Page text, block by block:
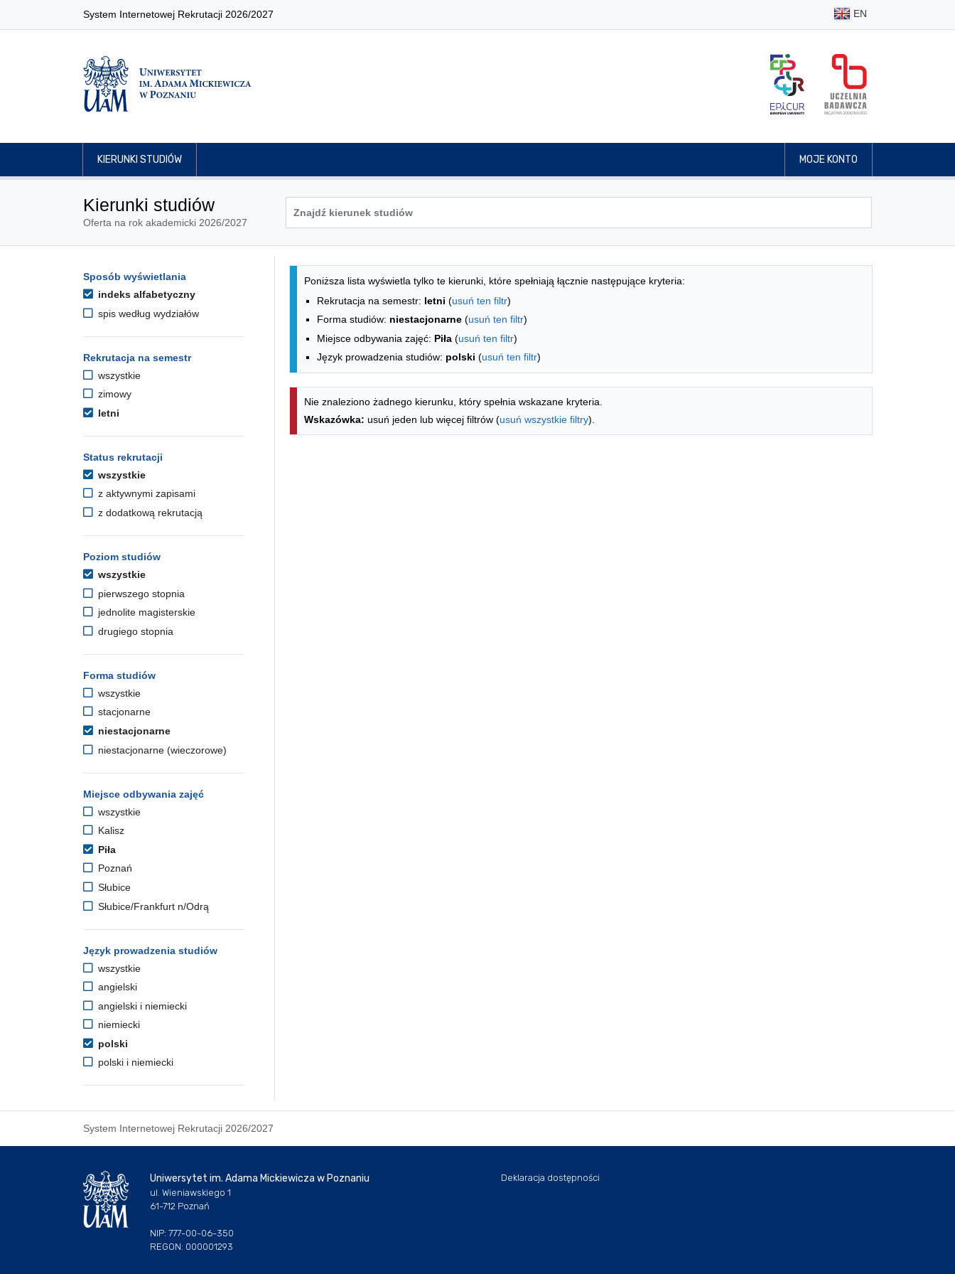
System Internetowej Rekrutacji 2026/2027 EN
KIERUNKI STUDIÓW MOJE KONTO
Kierunki studiów
Oferta na rok akademicki 2026/2027
Opcje filtrowania kierunków studiów
Przejdź do listy kierunków
Sposób wyświetlania
indeks alfabetyczny
spis według wydziałów
Rekrutacja na semestr
wszystkie
zimowy
letni
Status rekrutacji
wszystkie
z aktywnymi zapisami
z dodatkową rekrutacją
Poziom studiów
wszystkie
pierwszego stopnia
jednolite magisterskie
drugiego stopnia
Forma studiów
wszystkie
stacjonarne
niestacjonarne
niestacjonarne (wieczorowe)
Miejsce odbywania zajęć
wszystkie
Kalisz
Piła
Poznań
Słubice
Słubice/Frankfurt n/Odrą
Język prowadzenia studiów
wszystkie
angielski
angielski i niemiecki
niemiecki
polski
polski i niemiecki
Lista kierunków - indeks alfabetyczny
Poniższa lista wyświetla tylko te kierunki, które spełniają łącznie następujące kryteria:
Rekrutacja na semestr: letni (usuń ten filtr)
Forma studiów: niestacjonarne (usuń ten filtr)
Miejsce odbywania zajęć: Piła (usuń ten filtr)
Język prowadzenia studiów: polski (usuń ten filtr)
Nie znaleziono żadnego kierunku, który spełnia wskazane kryteria.
Wskazówka: usuń jeden lub więcej filtrów (usuń wszystkie filtry).
System Internetowej Rekrutacji 2026/2027
Uniwersytet im. Adama Mickiewicza w Poznaniu
ul. Wieniawskiego 1
61-712 Poznań
NIP: 777-00-06-350
REGON: 000001293
Deklaracja dostępności